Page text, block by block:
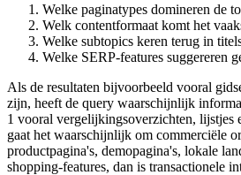
Welke paginatypes domineren de
Welk contentformaat komt het
Welke subtopics keren terug in
Welke SERP-features suggereren
Als de resultaten bijvoorbeeld vooral
zijn, heeft de query waarschijnlijk
1 vooral vergelijkingsoverzichten, lijstjes
gaat het waarschijnlijk om commerciële
productpagina's, demopagina's, lokale
shopping-features, dan is transactionele